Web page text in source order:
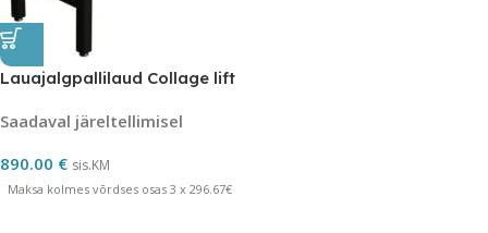
Lauajalgpallilaud Collage lift
Saadaval järeltellimisel
890.00 € sis.KM
Maksa kolmes võrdses osas 3 x 296.67€